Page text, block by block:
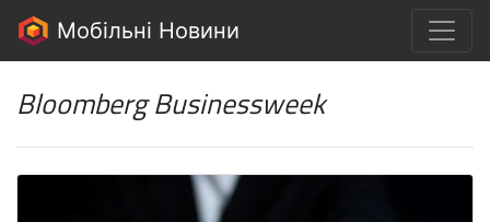
Мобільні Новини
Bloomberg Businessweek